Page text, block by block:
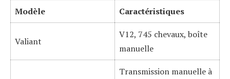
Modèle Caractéristiques
Valiant
V12, 745 chevaux, boîte
manuelle
Transmission manuelle à